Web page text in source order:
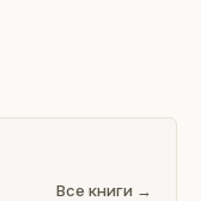
Все книги →